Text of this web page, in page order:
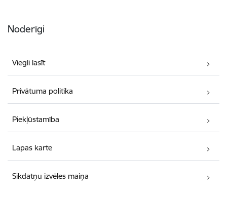
Noderīgi
Viegli lasīt
Privātuma politika
Piekļūstamība
Lapas karte
Sīkdatņu izvēles maiņa